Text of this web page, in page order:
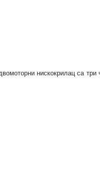
нискокрилац са три